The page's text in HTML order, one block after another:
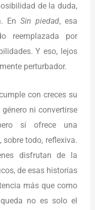
de la duda,
EnSin piedad, esa
reemplazada por
Y eso, lejos
perturbador.
con creces su
ni convertirse
sí ofrece una
sobre todo, reflexiva.
disfrutan de la
de esas historias
más que como
no es solo el